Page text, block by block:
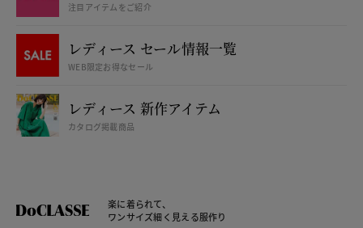
注目アイテムをご紹介
レディース セール情報一覧
WEB限定お得なセール
レディース 新作アイテム
カタログ掲載商品
楽に着られて、
ワンサイズ細く見える服作り